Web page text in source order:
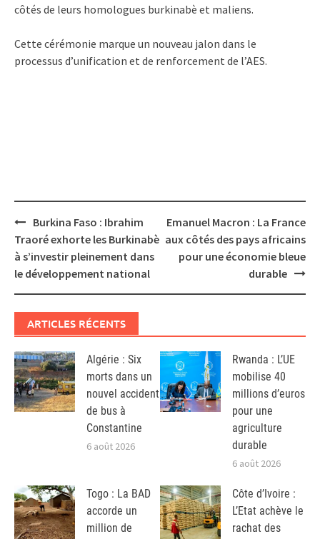
côtés de leurs homologues burkinabè et maliens.
Cette cérémonie marque un nouveau jalon dans le
processus d’unification et de renforcement de l’AES.
Post
navigation
Burkina Faso : Ibrahim
Traoré exhorte les Burkinabè
à s’investir pleinement dans
le développement national
Emanuel Macron : La France
aux côtés des pays africains
pour une économie bleue
durable
ARTICLES RÉCENTS
Algérie : Six
morts dans un
nouvel accident
de bus à
Constantine
6 août 2026
Rwanda : L’UE
mobilise 40
millions d’euros
pour une
agriculture
durable
6 août 2026
Togo : La BAD
accorde un
million de
Côte d’Ivoire :
L’Etat achève le
rachat des